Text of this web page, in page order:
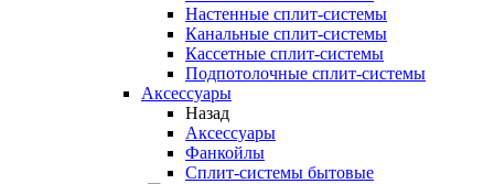
Настенные сплит-системы
Канальные сплит-системы
Кассетные сплит-системы
Подпотолочные сплит-системы
Аксессуары
Назад
Аксессуары
Фанкойлы
Сплит-системы бытовые